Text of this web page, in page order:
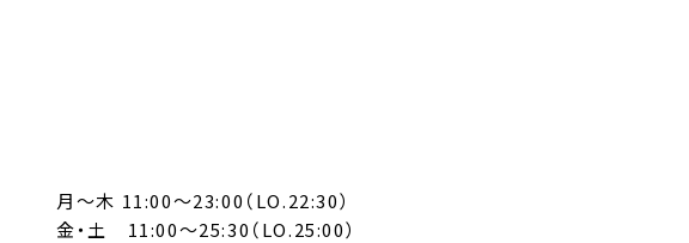
月～木 11:00～23:00（LO.22:30）
金・土 11:00～25:30（LO.25:00）